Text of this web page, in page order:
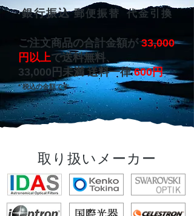
銀行振込 ​郵便振替 代金引換
ご注文商品の合計金額が33,000
円以上で送料無料、
33,000円未満 送料一律600円
* 税込の金額です
取り扱いメーカー